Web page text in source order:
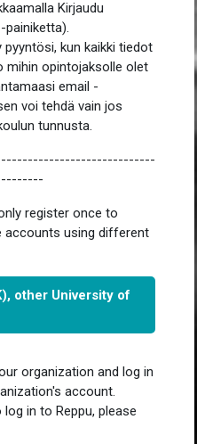
Kirjaudu
painiketta).
kun kaikki tiedot
mihin opintojaksolle olet
email -
voi tehdä vain jos
tunnusta.
register once to
accounts using different
other University of
organization and log in
account.
in to Reppu, please